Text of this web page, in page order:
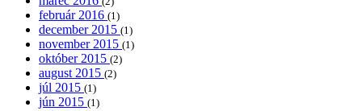
február 2016 (1)
december 2015 (1)
november 2015 (1)
október 2015 (2)
august 2015 (2)
júl 2015 (1)
jún 2015 (1)